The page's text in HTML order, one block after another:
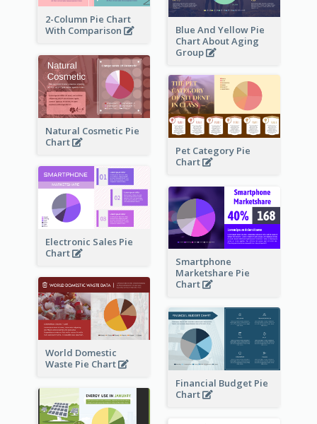
2-Column Pie Chart
With Comparison
Blue And Yellow Pie
Chart About Aging
Group
Natural Cosmetic Pie
Chart
Pet Category Pie
Chart
Electronic Sales Pie
Chart
Smartphone
Marketshare Pie
Chart
World Domestic
Waste Pie Chart
Financial Budget Pie
Chart